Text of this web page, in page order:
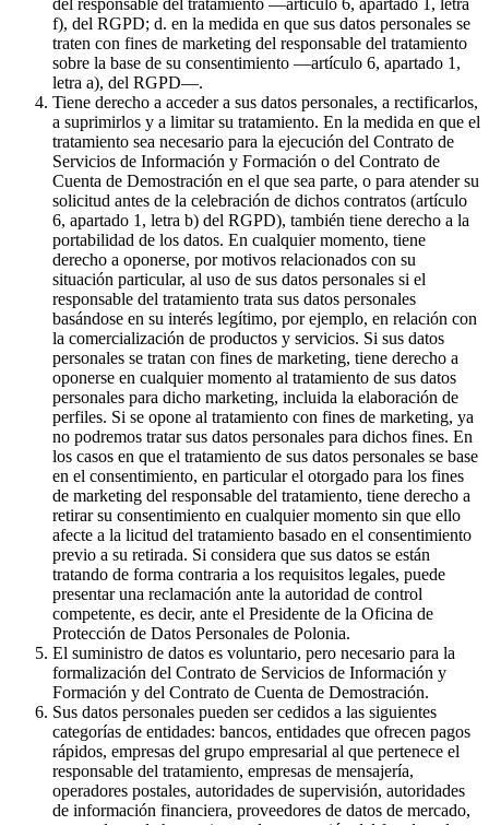
f), del RGPD; d. en la medida en que sus datos personales se
traten con fines de marketing del responsable del tratamiento
sobre la base de su consentimiento —artículo 6, apartado 1,
letra a), del RGPD—.
Tiene derecho a acceder a sus datos personales, a rectificarlos,
a suprimirlos y a limitar su tratamiento. En la medida en que el
tratamiento sea necesario para la ejecución del Contrato de
Servicios de Información y Formación o del Contrato de
Cuenta de Demostración en el que sea parte, o para atender su
solicitud antes de la celebración de dichos contratos (artículo
6, apartado 1, letra b) del RGPD), también tiene derecho a la
portabilidad de los datos. En cualquier momento, tiene
derecho a oponerse, por motivos relacionados con su
situación particular, al uso de sus datos personales si el
responsable del tratamiento trata sus datos personales
basándose en su interés legítimo, por ejemplo, en relación con
la comercialización de productos y servicios. Si sus datos
personales se tratan con fines de marketing, tiene derecho a
oponerse en cualquier momento al tratamiento de sus datos
personales para dicho marketing, incluida la elaboración de
perfiles. Si se opone al tratamiento con fines de marketing, ya
no podremos tratar sus datos personales para dichos fines. En
los casos en que el tratamiento de sus datos personales se base
en el consentimiento, en particular el otorgado para los fines
de marketing del responsable del tratamiento, tiene derecho a
retirar su consentimiento en cualquier momento sin que ello
afecte a la licitud del tratamiento basado en el consentimiento
previo a su retirada. Si considera que sus datos se están
tratando de forma contraria a los requisitos legales, puede
presentar una reclamación ante la autoridad de control
competente, es decir, ante el Presidente de la Oficina de
Protección de Datos Personales de Polonia.
El suministro de datos es voluntario, pero necesario para la
formalización del Contrato de Servicios de Información y
Formación y del Contrato de Cuenta de Demostración.
Sus datos personales pueden ser cedidos a las siguientes
categorías de entidades: bancos, entidades que ofrecen pagos
rápidos, empresas del grupo empresarial al que pertenece el
responsable del tratamiento, empresas de mensajería,
operadores postales, autoridades de supervisión, autoridades
de información financiera, proveedores de datos de mercado,